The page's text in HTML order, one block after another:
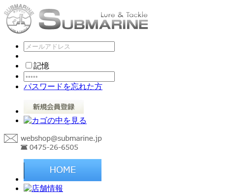
記憶
パスワードを忘れた方